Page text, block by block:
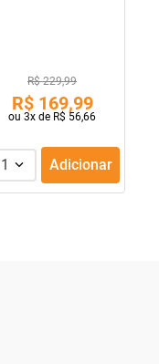
R$ 229,99
R$ 169,99
ou 3x de R$ 56,66
1 Adicionar